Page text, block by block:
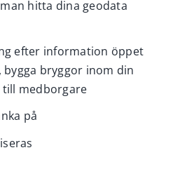
hitta dina geodata
efter information öppet
bryggor inom din
medborgare
på